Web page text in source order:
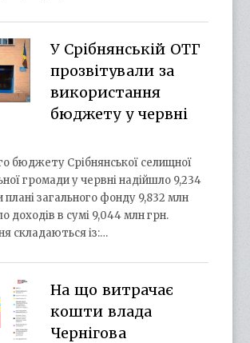
У Срібнянській ОТГ
прозвітували за
використання
бюджету у червні
бюджету Срібнянської селищної
громади у червні надійшло 9,234
загального фонду 9,832 млн
доходів в сумі 9,044 млн грн.
складаються із:…
На що витрачає
кошти влада
Чернігова